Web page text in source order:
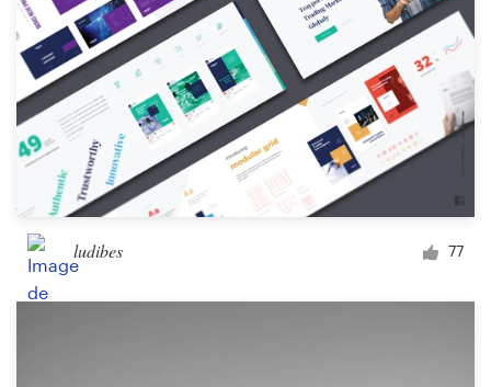
ludibes 77
Trouver un designer
Inspiration
99designs Studio
99designs Pro
Obtenez